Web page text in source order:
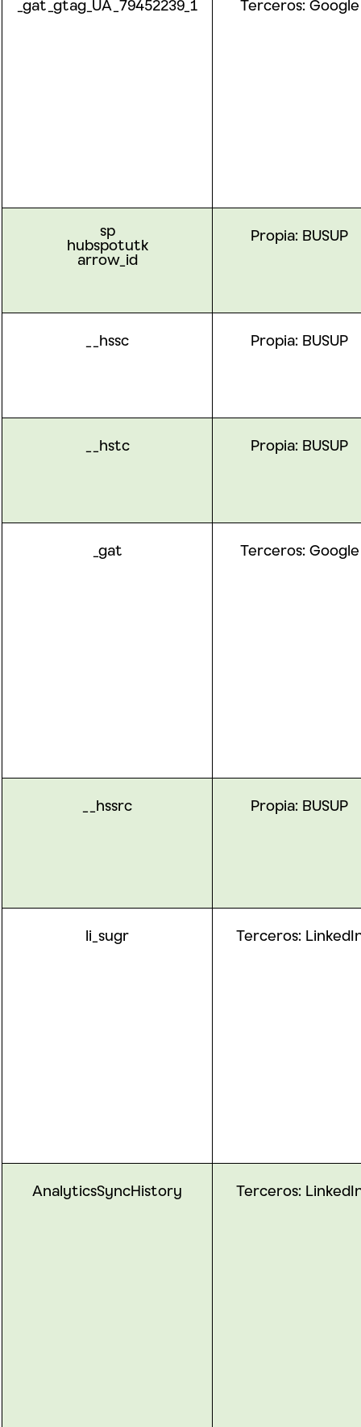
_gat_gtag_UA_79452239_1 Terceros: Google
sp
hubspotutk
arrow_id
Propia: BUSUP
__hssc Propia: BUSUP
__hstc Propia: BUSUP
_gat Terceros: Google
__hssrc Propia: BUSUP
li_sugr Terceros:
AnalyticsSyncHistory Terceros: